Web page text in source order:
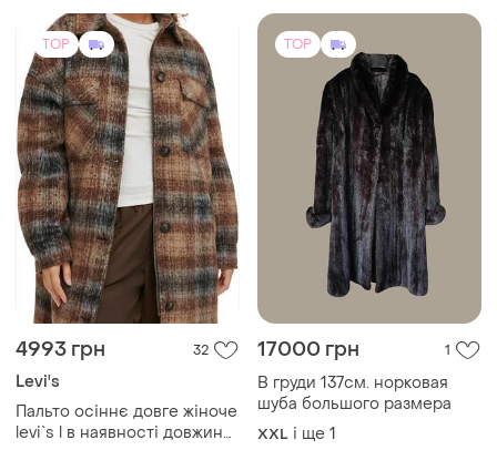
4993 грн 32
Levi's
Пальто осіннє довге жіноче
levi`s l в наявності довжина
116 см пог 66 см
One size
17000 грн 1
В груди 137см. норковая
шуба большого размера
1
TOP TOP